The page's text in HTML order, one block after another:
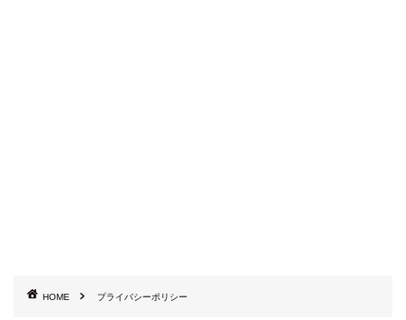
HOME プライバシーポリシー